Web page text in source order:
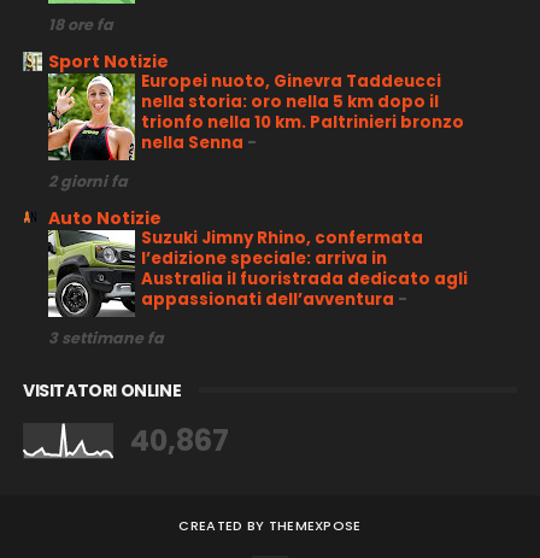
18 ore fa
Sport Notizie
Europei nuoto, Ginevra Taddeucci
nella storia: oro nella 5 km dopo il
trionfo nella 10 km. Paltrinieri bronzo
nella Senna -
2 giorni fa
Auto Notizie
Suzuki Jimny Rhino, confermata
l’edizione speciale: arriva in
Australia il fuoristrada dedicato agli
appassionati dell’avventura -
3 settimane fa
VISITATORI ONLINE
40,867
CREATED BY THEMEXPOSE